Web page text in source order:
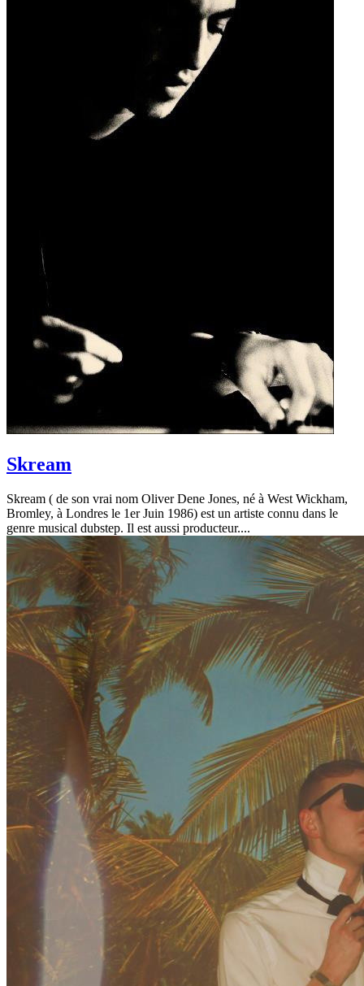
Skream
Skream ( de son vrai nom Oliver Dene Jones, né à West Wickham,
Bromley, à Londres le 1er Juin 1986) est un artiste connu dans le
genre musical dubstep. Il est aussi producteur....